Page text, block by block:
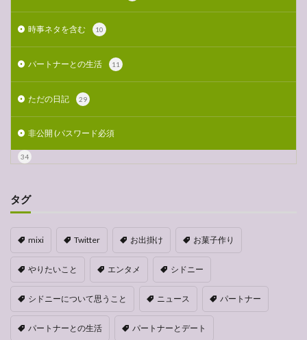
時事ネタを含む 10
パートナーとの生活 11
ただの日記 29
非公開 (パスワード必須
34
タグ
mixi Twitter お出掛け お菓子作り
やりたいこと エンタメ シドニー
シドニーについて思うこと ニュース パートナー
パートナーとの生活 パートナーとデート